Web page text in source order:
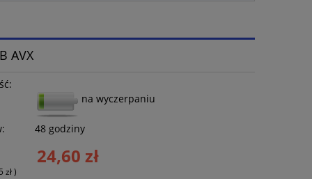
AVX
na wyczerpaniu
48 godziny
24,60 zł
zł)